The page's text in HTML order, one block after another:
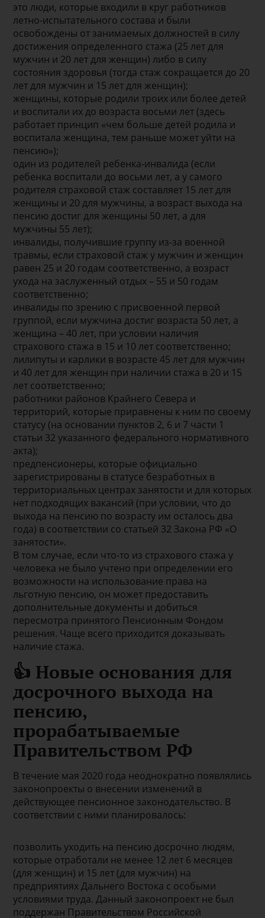
это люди, которые входили в круг работников
летно-испытательного состава и были
освобождены от занимаемых должностей в силу
достижения определенного стажа (25 лет для
мужчин и 20 лет для женщин) либо в силу
состояния здоровья (тогда стаж сокращается до 20
лет для мужчин и 15 лет для женщин);
женщины, которые родили троих или более детей
и воспитали их до возраста восьми лет (здесь
работает принцип «чем больше детей родила и
воспитала женщина, тем раньше может уйти на
пенсию»);
один из родителей ребенка-инвалида (если
ребенка воспитали до восьми лет, а у самого
родителя страховой стаж составляет 15 лет для
женщины и 20 для мужчины, а возраст выхода на
пенсию достиг для женщины 50 лет, а для
мужчины 55 лет);
инвалиды, получившие группу из-за военной
травмы, если страховой стаж у мужчин и женщин
равен 25 и 20 годам соответственно, а возраст
ухода на заслуженный отдых – 55 и 50 годам
соответственно;
инвалиды по зрению с присвоенной первой
группой, если мужчина достиг возраста 50 лет, а
женщина – 40 лет, при условии наличия
страхового стажа в 15 и 10 лет соответственно;
лилипуты и карлики в возрасте 45 лет для мужчин
и 40 лет для женщин при наличии стажа в 20 и 15
лет соответственно;
работники районов Крайнего Севера и
территорий, которые приравнены к ним по своему
статусу (на основании пунктов 2, 6 и 7 части 1
статьи 32 указанного федерального нормативного
акта);
предпенсионеры, которые официально
зарегистрированы в статусе безработных в
территориальных центрах занятости и для которых
нет подходящих вакансий (при условии, что до
выхода на пенсию по возрасту им осталось два
года) в соответствии со статьей 32 Закона РФ «О
занятости».
В том случае, если что-то из страхового стажа у
человека не было учтено при определении его
возможности на использование права на
льготную пенсию, он может предоставить
дополнительные документы и добиться
пересмотра принятого Пенсионным Фондом
решения. Чаще всего приходится доказывать
наличие стажа.
👍 Новые основания для
досрочного выхода на
пенсию,
прорабатываемые
Правительством РФ
В течение мая 2020 года неоднократно появлялись
законопроекты о внесении изменений в
действующее пенсионное законодательство. В
соответствии с ними планировалось:
позволить уходить на пенсию досрочно людям,
которые отработали не менее 12 лет 6 месяцев
(для женщин) и 15 лет (для мужчин) на
предприятиях Дальнего Востока с особыми
условиями труда. Данный законопроект не был
поддержан Правительством Российской